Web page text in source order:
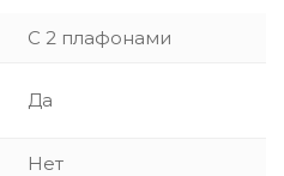
С 2 плафонами
Да
Нет